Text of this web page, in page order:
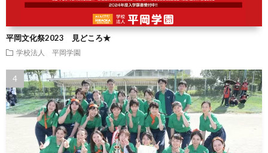
平岡文化祭2023 見どころ★
学校法人 平岡学園